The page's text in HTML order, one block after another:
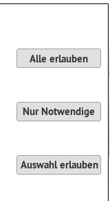
Alle erlauben
Nur Notwendige
Auswahl erlauben